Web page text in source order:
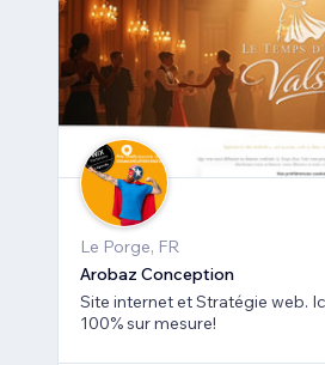
Le Porge, FR
Arobaz Conception
Site internet et Stratégie web.
100% sur mesure!